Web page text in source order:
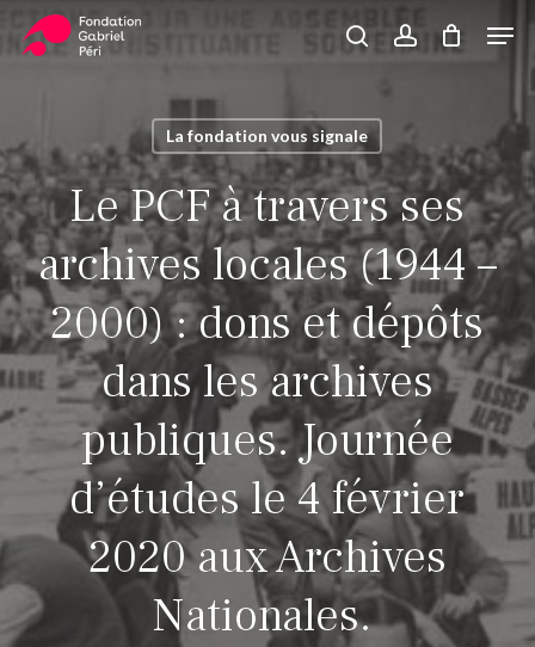
searchaccount
Panier Close
La fondation vous signale
Le PCF à travers ses
archives locales (1944 –
2000) : dons et dépôts
dans les archives
publiques. Journée
d’études le 4 février
2020 aux Archives
Nationales.